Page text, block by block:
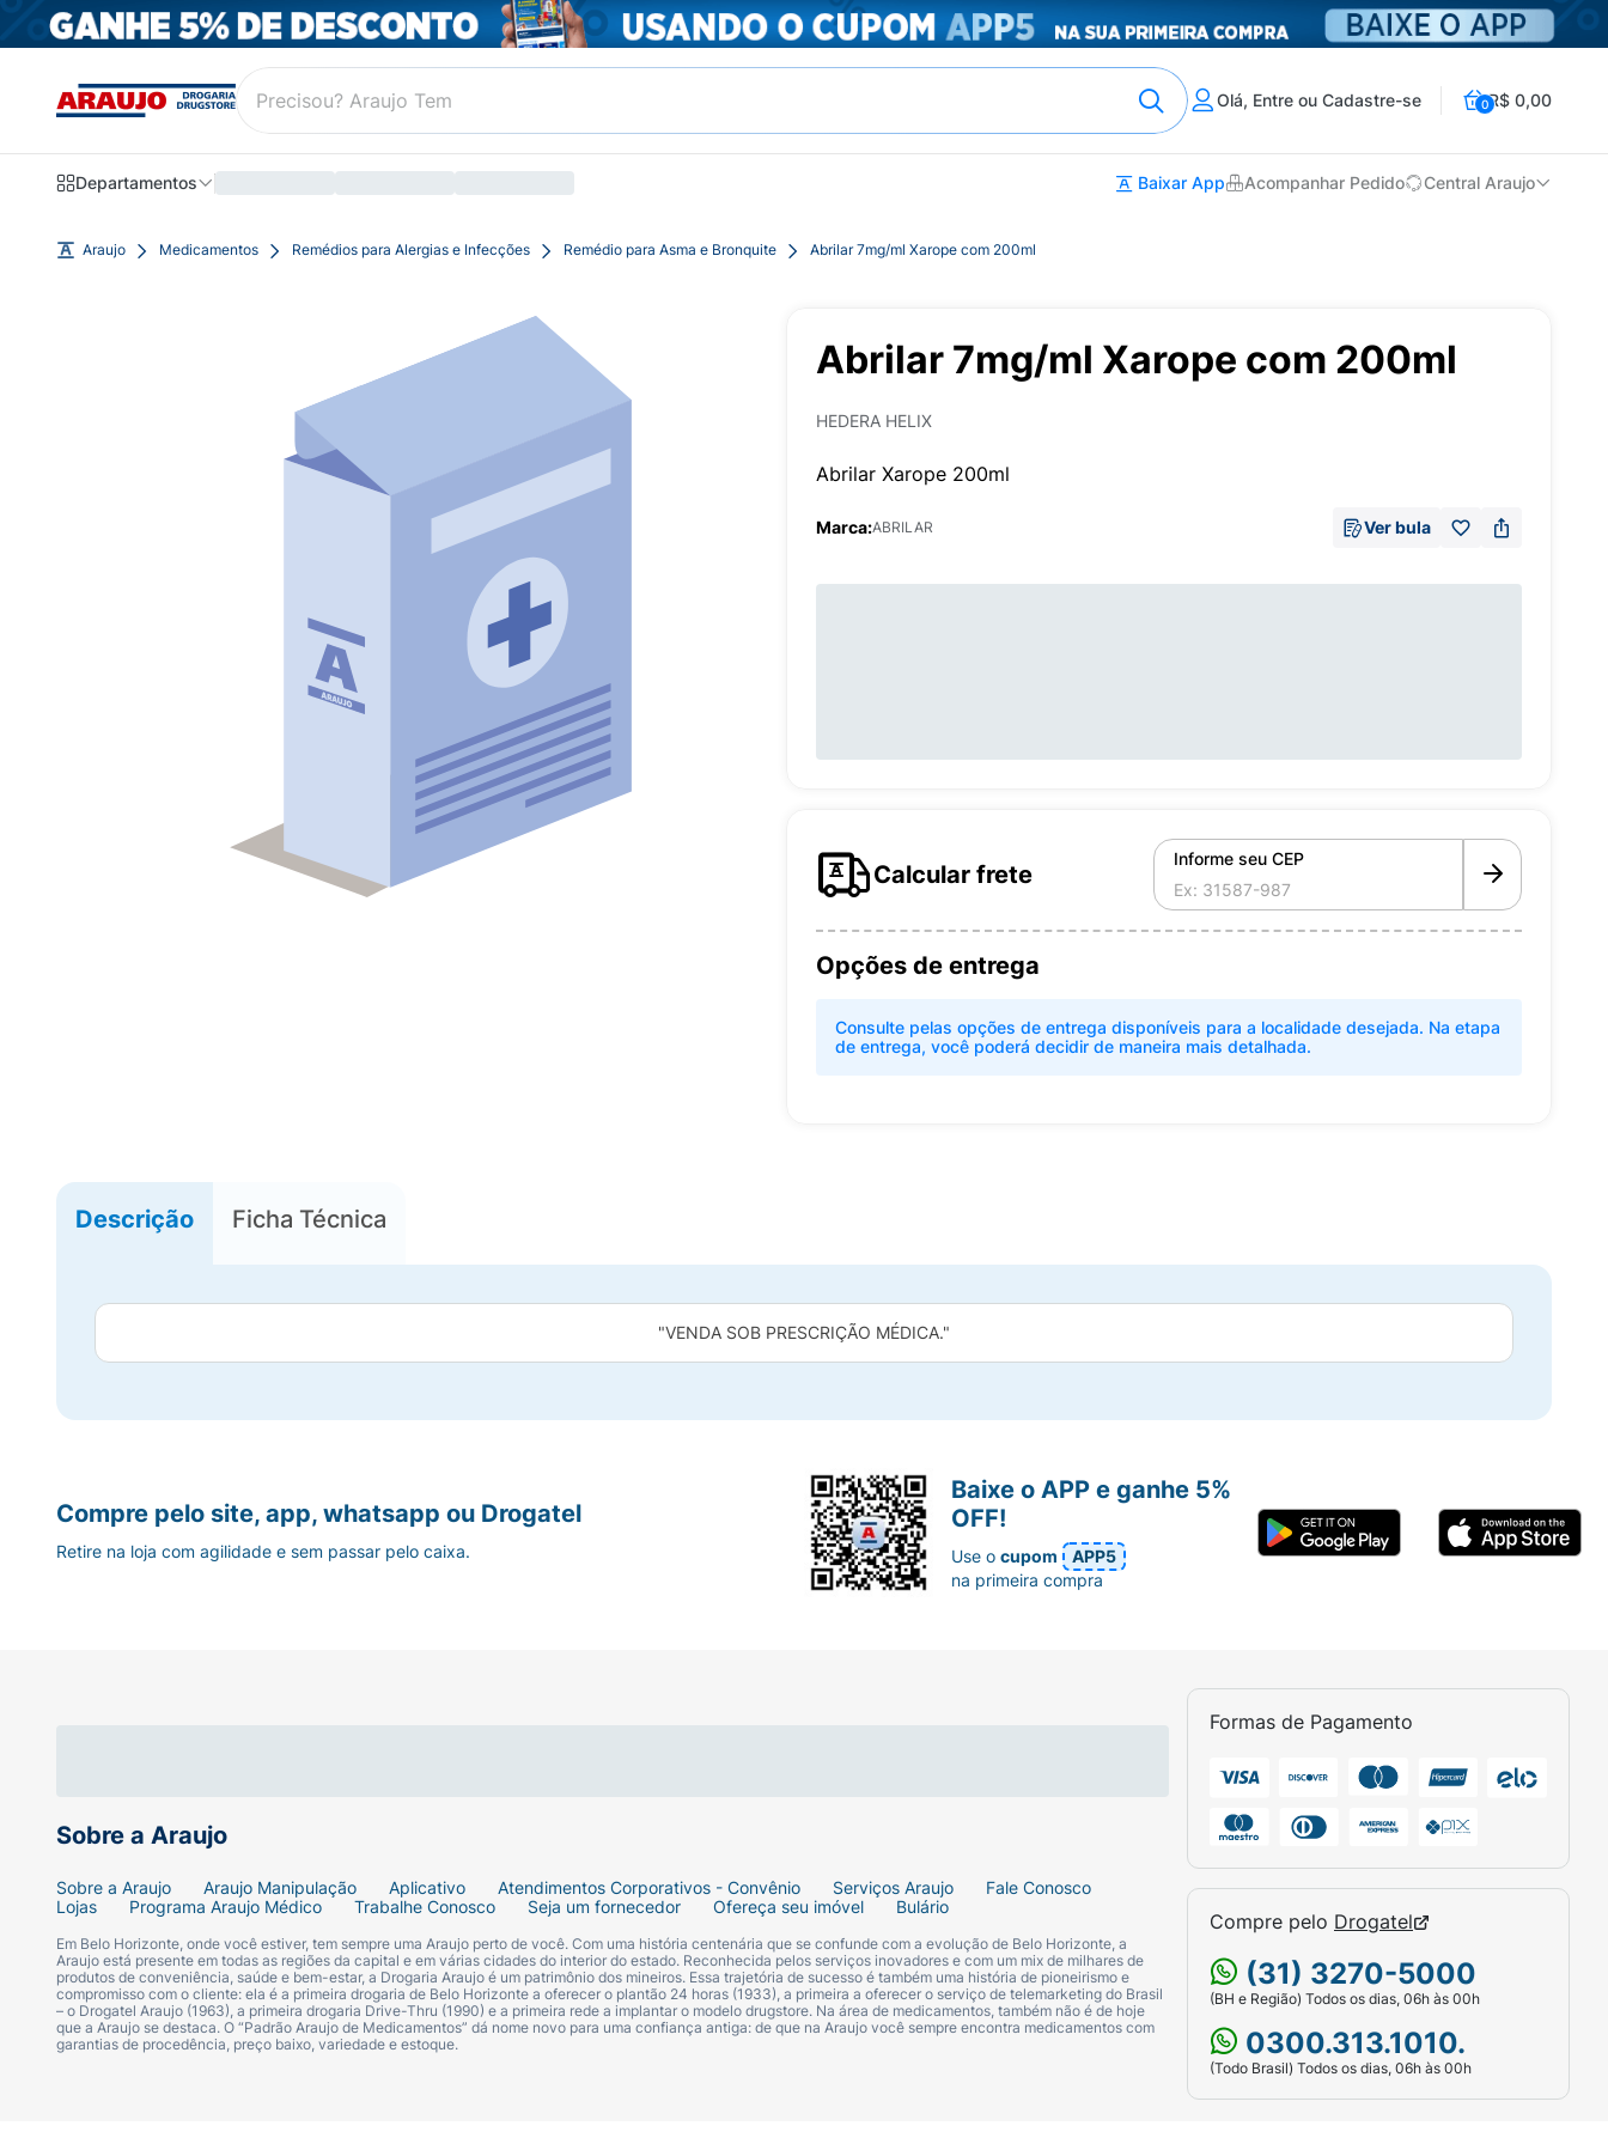
Olá, Entre ou Cadastre-se 0R$ 0,00
Departamentos Baixar App Acompanhar Pedido Central Araujo
Araujo Medicamentos Remédios para Alergias e Infecções Remédio para Asma e Bronquite Abrilar 7mg/ml Xarope com 200ml
Abrilar 7mg/ml Xarope com 200ml
HEDERA HELIX
Abrilar Xarope 200ml
Marca:ABRILAR Ver bula
Calcular frete
Informe seu CEP
Opções de entrega
Consulte pelas opções de entrega disponíveis para a localidade desejada. Na etapa
de entrega, você poderá decidir de maneira mais detalhada.
Descrição Ficha Técnica
"VENDA SOB PRESCRIÇÃO MÉDICA."
Sobre a Araujo
Sobre a Araujo Araujo Manipulação Aplicativo Atendimentos Corporativos - Convênio Serviços Araujo
Fale Conosco
Lojas
Programa Araujo Médico Trabalhe Conosco Seja um fornecedor Ofereça seu imóvel Bulário
Em Belo Horizonte, onde você estiver, tem sempre uma Araujo perto de você. Com uma história centenária que se confunde com a evolução de Belo Horizonte, a
Araujo está presente em todas as regiões da capital e em várias cidades do interior do estado. Reconhecida pelos serviços inovadores e com um mix de milhares de
produtos de conveniência, saúde e bem-estar, a Drogaria Araujo é um patrimônio dos mineiros. Essa trajetória de sucesso é também uma história de pioneirismo e
compromisso com o cliente: ela é a primeira drogaria de Belo Horizonte a oferecer o plantão 24 horas (1933), a primeira a oferecer o serviço de telemarketing do Brasil
– o Drogatel Araujo (1963), a primeira drogaria Drive-Thru (1990) e a primeira rede a implantar o modelo drugstore. Na área de medicamentos, também não é de hoje
que a Araujo se destaca. O “Padrão Araujo de Medicamentos” dá nome novo para uma confiança antiga: de que na Araujo você sempre encontra medicamentos com
garantias de procedência, preço baixo, variedade e estoque.
Formas de Pagamento
Compre pelo Drogatel
(31) 3270-5000
(BH e Região) Todos os dias, 06h às 00h
0300.313.1010.
(Todo Brasil) Todos os dias, 06h às 00h
Compre pelo site, app, whatsapp ou Drogatel
Retire na loja com agilidade e sem passar pelo caixa.
Baixe o APP e ganhe 5%
OFF!
Use ocupom
APP5
na primeira compra